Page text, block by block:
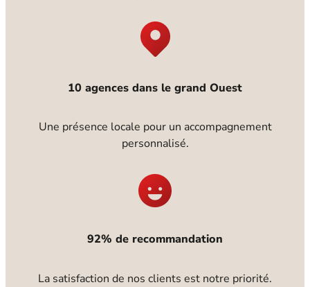
10 agences dans le grand Ouest
Une présence locale pour un accompagnement
personnalisé.
92% de recommandation
La satisfaction de nos clients est notre priorité.